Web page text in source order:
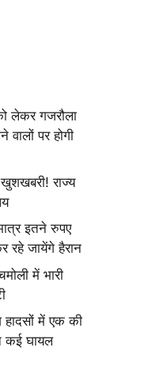
लेकर गजरौला
पर होगी
राज्य
इतने रुपए
रहे जायेंगे हैरान
में भारी
में एक की
कई घायल